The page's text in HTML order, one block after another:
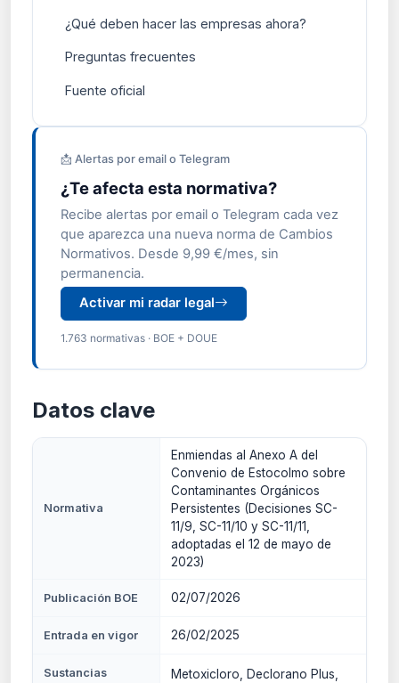
¿Qué deben hacer las empresas ahora?
Preguntas frecuentes
Fuente oficial
📩 Alertas por email o Telegram
¿Te afecta esta normativa?
Recibe alertas por email o Telegram cada vez
que aparezca una nueva norma de Cambios
Normativos. Desde 9,99 €/mes, sin
permanencia.
Activar mi radar legal
1.763 normativas · BOE + DOUE
Datos clave
Normativa
Enmiendas al Anexo A del
Convenio de Estocolmo sobre
Contaminantes Orgánicos
Persistentes (Decisiones SC-
11/9, SC-11/10 y SC-11/11,
adoptadas el 12 de mayo de
2023)
Publicación BOE 02/07/2026
Entrada en vigor 26/02/2025
Sustancias
Metoxicloro, Declorano Plus,